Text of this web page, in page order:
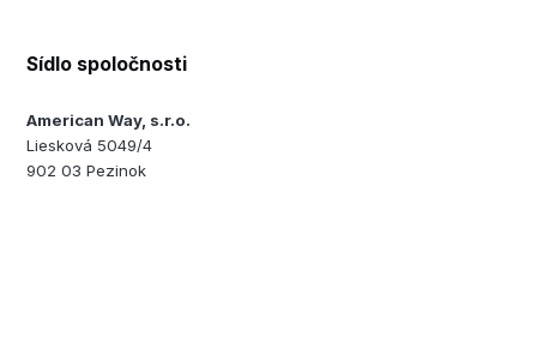
Sídlo spoločnosti
American Way, s.r.o.
Liesková 5049/4
902 03 Pezinok